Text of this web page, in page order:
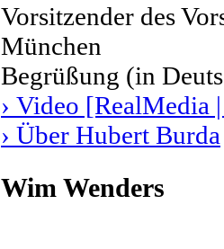
Vorsitzender des
München
Begrüßung (in
› Video [RealMedia
› Über Hubert Burda
Wim Wenders